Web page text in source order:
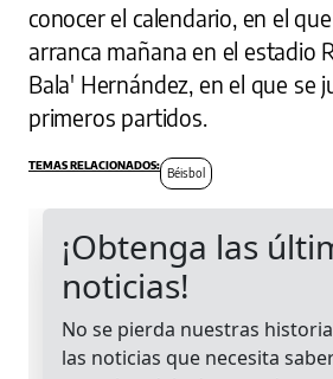
conocer el calendario, en el
arranca mañana en el estadio
Bala' Hernández, en el que se
primeros partidos.
Béisbol